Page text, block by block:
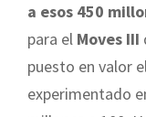
a esos 450
para el Moves III
puesto en valor
experimentado